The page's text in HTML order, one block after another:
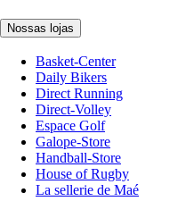
Nossas lojas
Basket-Center
Daily Bikers
Direct Running
Direct-Volley
Espace Golf
Galope-Store
Handball-Store
House of Rugby
La sellerie de Maé